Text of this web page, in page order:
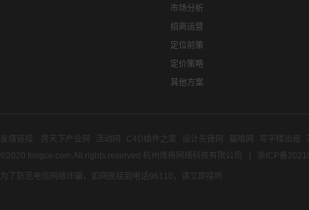
市场分析
招商运营
定位前策
定价策略
其他方案
友情链接: 房天下产业网 活动网 C4D插件之家 设计先锋网 猫啃网 写字楼出租
©2020 fongce.com.All rights reserved 杭州烽格网络科技有限公司
浙ICP备
为了防范电信网络诈骗，如网民接到电话96110，请立即接听